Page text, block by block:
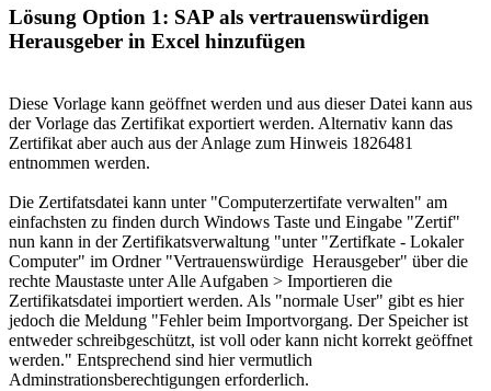
Lösung Option 1: SAP als vertrauenswürdigen
Herausgeber in Excel hinzufügen
Diese Vorlage kann geöffnet werden und aus dieser Datei kann aus
der Vorlage das Zertifikat exportiert werden. Alternativ kann das
Zertifikat aber auch aus der Anlage zum Hinweis 1826481
entnommen werden.
Die Zertifatsdatei kann unter "Computerzertifate verwalten" am
einfachsten zu finden durch Windows Taste und Eingabe "Zertif"
nun kann in der Zertifikatsverwaltung "unter "Zertifkate - Lokaler
Computer" im Ordner "Vertrauenswürdige Herausgeber" über die
rechte Maustaste unter Alle Aufgaben > Importieren die
Zertifikatsdatei importiert werden. Als "normale User" gibt es hier
jedoch die Meldung "Fehler beim Importvorgang. Der Speicher ist
entweder schreibgeschützt, ist voll oder kann nicht korrekt geöffnet
werden." Entsprechend sind hier vermutlich
Adminstrationsberechtigungen erforderlich.